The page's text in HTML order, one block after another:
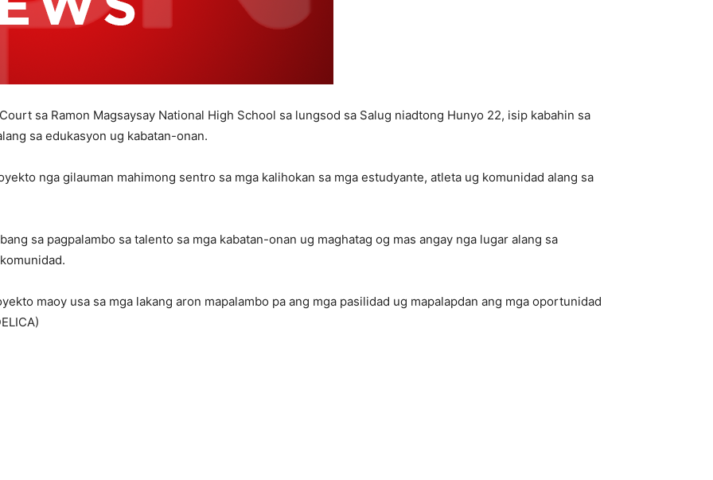
sa Ramon Magsaysay National High School sa lungsod sa Salug niadtong Hunyo 22, isip kabahin sa
sa edukasyon ug kabatan-onan.
nga gilauman mahimong sentro sa mga kalihokan sa mga estudyante, atleta ug komunidad alang sa
sa pagpalambo sa talento sa mga kabatan-onan ug maghatag og mas angay nga lugar alang sa
maoy usa sa mga lakang aron mapalambo pa ang mga pasilidad ug mapalapdan ang mga oportunidad